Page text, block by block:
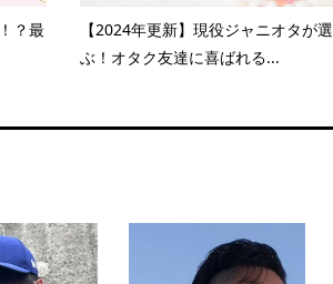
？最
【2024年更新】現役ジャニオタが選
ぶ！オタク友達に喜ばれる...